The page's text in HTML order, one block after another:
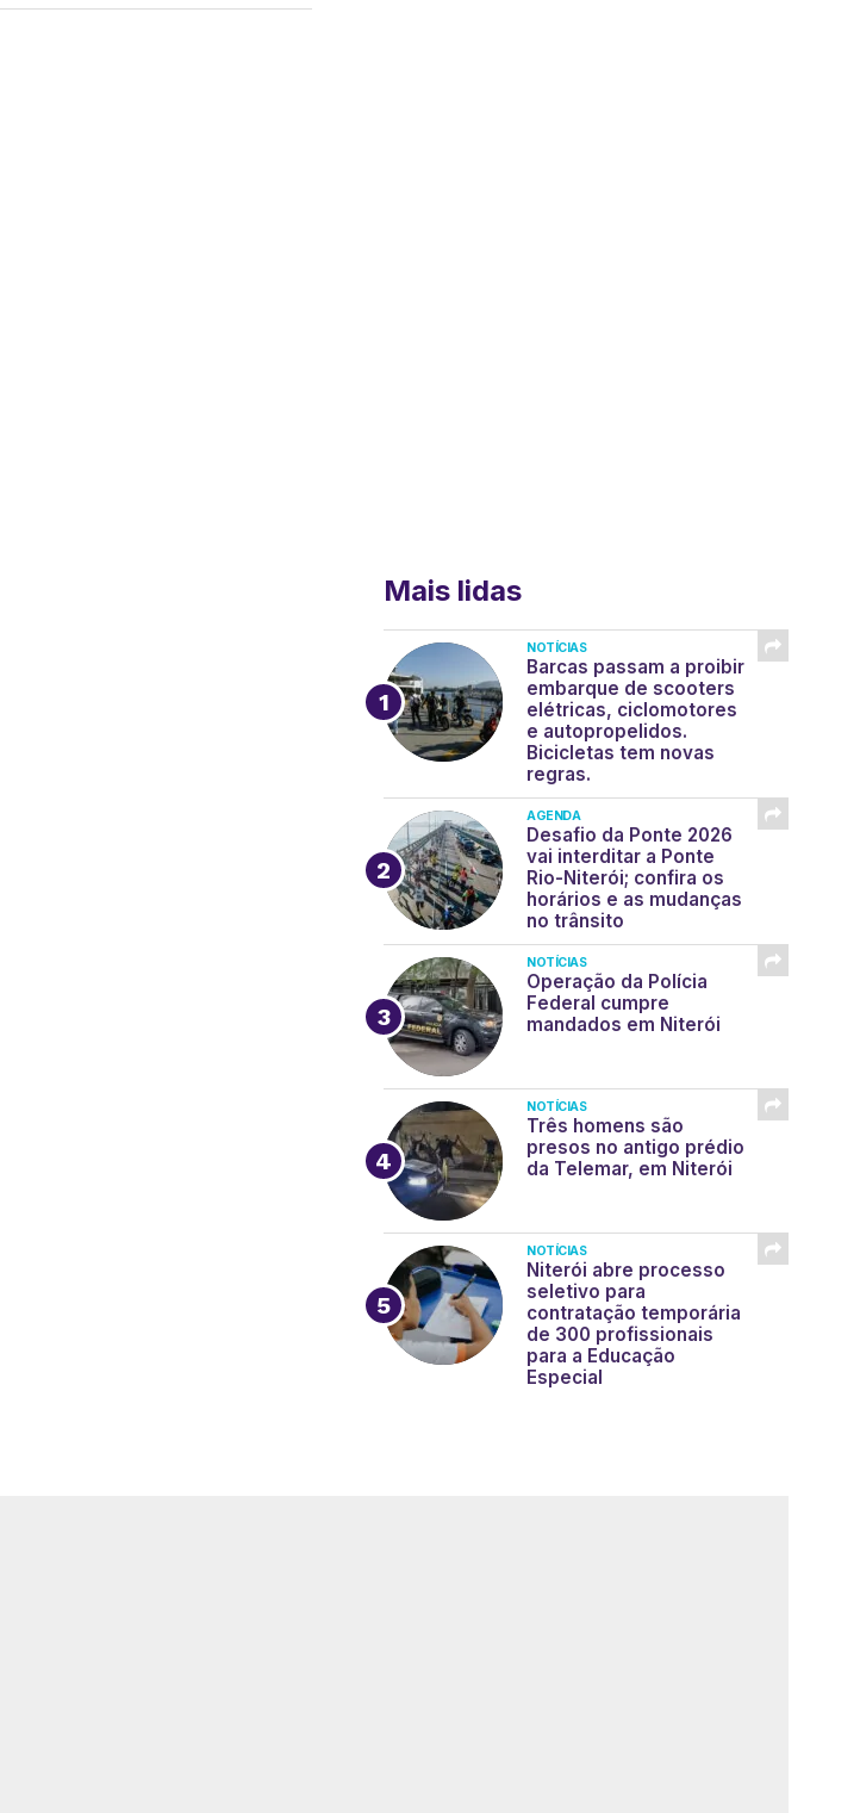
Mais lidas
NOTÍCIAS
Barcas passam a proibir
embarque de scooters
elétricas, ciclomotores
e autopropelidos.
Bicicletas tem novas
regras.
AGENDA
Desafio da Ponte 2026
vai interditar a Ponte
Rio-Niterói; confira os
horários e as mudanças
no trânsito
NOTÍCIAS
Operação da Polícia
Federal cumpre
mandados em Niterói
NOTÍCIAS
Três homens são
presos no antigo prédio
da Telemar, em Niterói
NOTÍCIAS
Niterói abre processo
seletivo para
contratação temporária
de 300 profissionais
para a Educação
Especial